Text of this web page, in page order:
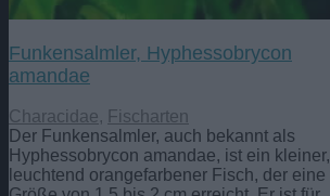
Funkensalmler, Hyphessobrycon
amandae
Characidae, Fischarten
Der Funkensalmler, auch bekannt als
Hyphessobrycon amandae, ist ein kleiner,
leuchtend orangefarbener Fisch, der eine